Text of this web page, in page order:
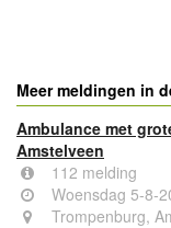
Meer meldingen in
Ambulance met
Amstelveen
112 melding
Woensdag 5-8-
Trompenburg,